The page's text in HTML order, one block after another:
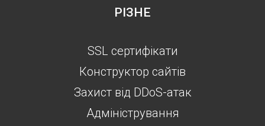
РІЗНЕ
SSL сертифікати
Конструктор сайтів
Захист від DDoS-атак
Aдміністрування